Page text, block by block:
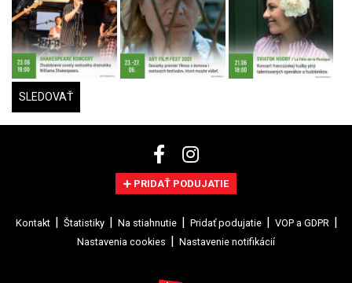
SLEDOVAŤ
PRIDAŤ PODUJATIE
Kontakt Štatistiky Na stiahnutie Pridať podujatie
VOP a GDPR
Nastavenia cookies
Nastavenie notifikácií